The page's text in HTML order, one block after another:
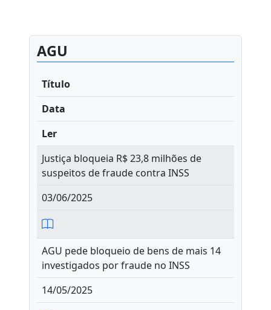
AGU
Título
Data
Ler
Justiça bloqueia R$ 23,8 milhões de
suspeitos de fraude contra INSS
03/06/2025
AGU pede bloqueio de bens de mais 14
investigados por fraude no INSS
14/05/2025